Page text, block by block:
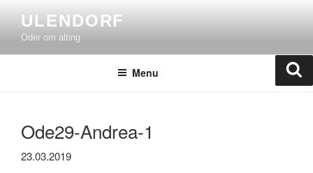
content
ULENDORF
Oder om alting
Menu
Ode29-Andrea-1
23.03.2019